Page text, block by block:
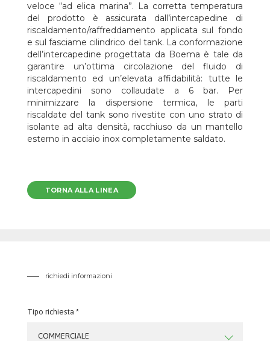
veloce “ad elica marina”. La corretta temperatura
del prodotto è assicurata dall’intercapedine di
riscaldamento/raffreddamento applicata sul fondo
e sul fasciame cilindrico del tank. La conformazione
dell’intercapedine progettata da Boema è tale da
garantire un’ottima circolazione del fluido di
riscaldamento ed un’elevata affidabilità: tutte le
intercapedini sono collaudate a 6 bar. Per
minimizzare la dispersione termica, le parti
riscaldate del tank sono rivestite con uno strato di
isolante ad alta densità, racchiuso da un mantello
esterno in acciaio inox completamente saldato.
TORNA ALLA LINEA
richiedi informazioni
Tipo richiesta *
COMMERCIALE